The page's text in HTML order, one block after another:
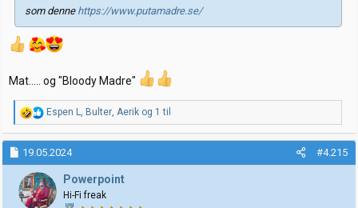
som denne https://www.putamadre.se/
Mat..... og "Bloody Madre"
R
e
a
k
s
j
o
n
Espen L, Bulter, Aerik og 1 til
19.05.2024 #4.215
Powerpoint
Hi-Fi freak